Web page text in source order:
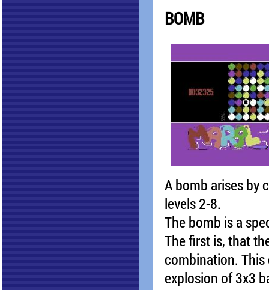
BOMB
A bomb arises by
levels 2-8.
The bomb is a
The first is, that
combination. This
explosion of 3x3